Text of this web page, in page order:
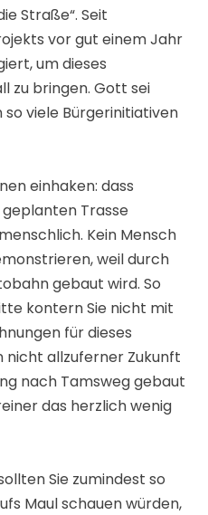
Straße“. Seit
vor gut einem Jahr
um dieses
zu bringen. Gott sei
viele Bürgerinitiativen
einhaken: dass
Trasse
Kein Mensch
weil durch
gebaut wird. So
kontern Sie nicht mit
für dieses
nicht allzuferner Zukunft
nach Tamsweg gebaut
das herzlich wenig
Sie zumindest so
Maul schauen würden,